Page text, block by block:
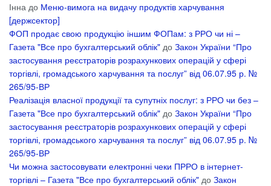
Інна до Меню-вимога на видачу продуктів харчування
[держсектор]
ФОП продає свою продукцію іншим ФОПам: з РРО чи ні –
Газета "Все про бухгалтерський облік" до Закон України “Про
застосування реєстраторів розрахункових операцій у сфері
торгівлі, громадського харчування та послуг” від 06.07.95 р. №
265/95-ВР
Реалізація власної продукції та супутніх послуг: з РРО чи без –
Газета "Все про бухгалтерський облік" до Закон України “Про
застосування реєстраторів розрахункових операцій у сфері
торгівлі, громадського харчування та послуг” від 06.07.95 р. №
265/95-ВР
Чи можна застосовувати електронні чеки ПРРО в інтернет-
торгівлі – Газета "Все про бухгалтерський облік" до Закон